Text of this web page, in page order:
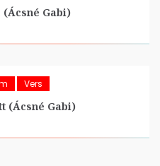
Gabi)
Vers
(Ácsné Gabi)